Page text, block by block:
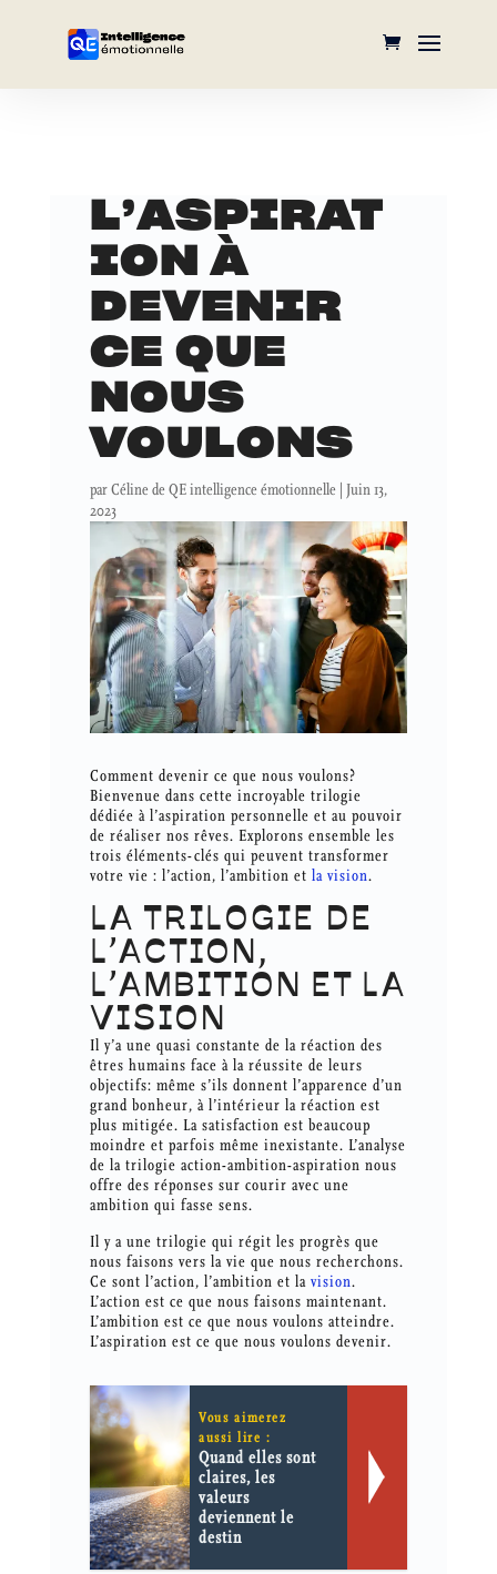
L’ASPIRAT
ION À
DEVENIR
CE QUE
NOUS
VOULONS
parCéline de QE intelligence émotionnelle Juin 13,
2023
Comment devenir ce que nous voulons?
Bienvenue dans cette incroyable trilogie
dédiée à l’aspiration personnelle et au pouvoir
de réaliser nos rêves. Explorons ensemble les
trois éléments-clés qui peuvent transformer
votre vie : l’action, l’ambition et la vision.
LA TRILOGIE DE
L’ACTION,
L’AMBITION ET LA
VISION
Il y’a une quasi constante de la réaction des
êtres humains face à la réussite de leurs
objectifs: même s’ils donnent l’apparence d’un
grand bonheur, à l’intérieur la réaction est
plus mitigée. La satisfaction est beaucoup
moindre et parfois même inexistante. L’analyse
de la trilogie action-ambition-aspiration nous
offre des réponses sur courir avec une
ambition qui fasse sens.
Il y a une trilogie qui régit les progrès que
nous faisons vers la vie que nous recherchons.
Ce sont l’action, l’ambition et la vision.
L’action est ce que nous faisons maintenant.
L’ambition est ce que nous voulons atteindre.
L’aspiration est ce que nous voulons devenir.
Vous aimerez
aussi lire :
Quand elles sont
claires, les
valeurs
deviennent le
destin